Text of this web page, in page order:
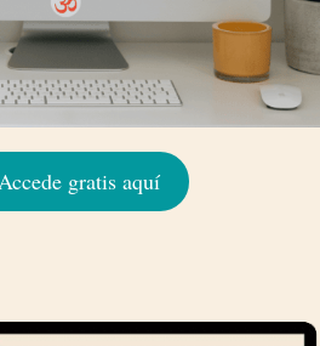
Accede gratis aquí